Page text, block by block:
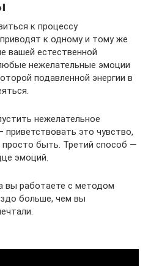
к процессу
к одному и тому же
вашей естественной
нежелательные эмоции
подавленной энергии в
нежелательное
это чувство,
быть. Третий способ —
эмоций.
вы работаете с методом
больше, чем вы